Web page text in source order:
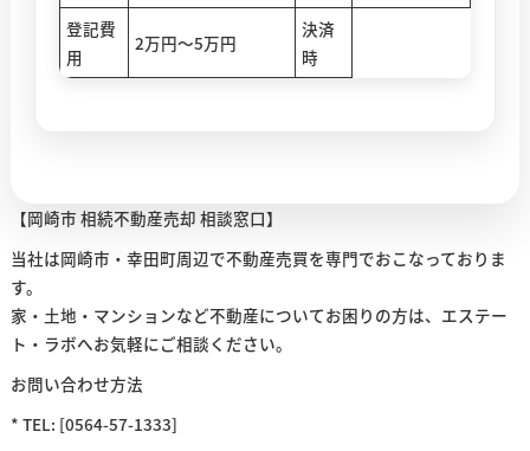
登記費
用
2万円〜5万円
決済
時
【岡崎市 相続不動産売却 相談窓口】
当社は岡崎市・幸田町周辺で不動産売買を専門でおこなっておりま
す。
家・土地・マンションなど不動産についてお困りの方は、エステー
ト・ラボへお気軽にご相談ください。
お問い合わせ方法
* TEL: [0564-57-1333]